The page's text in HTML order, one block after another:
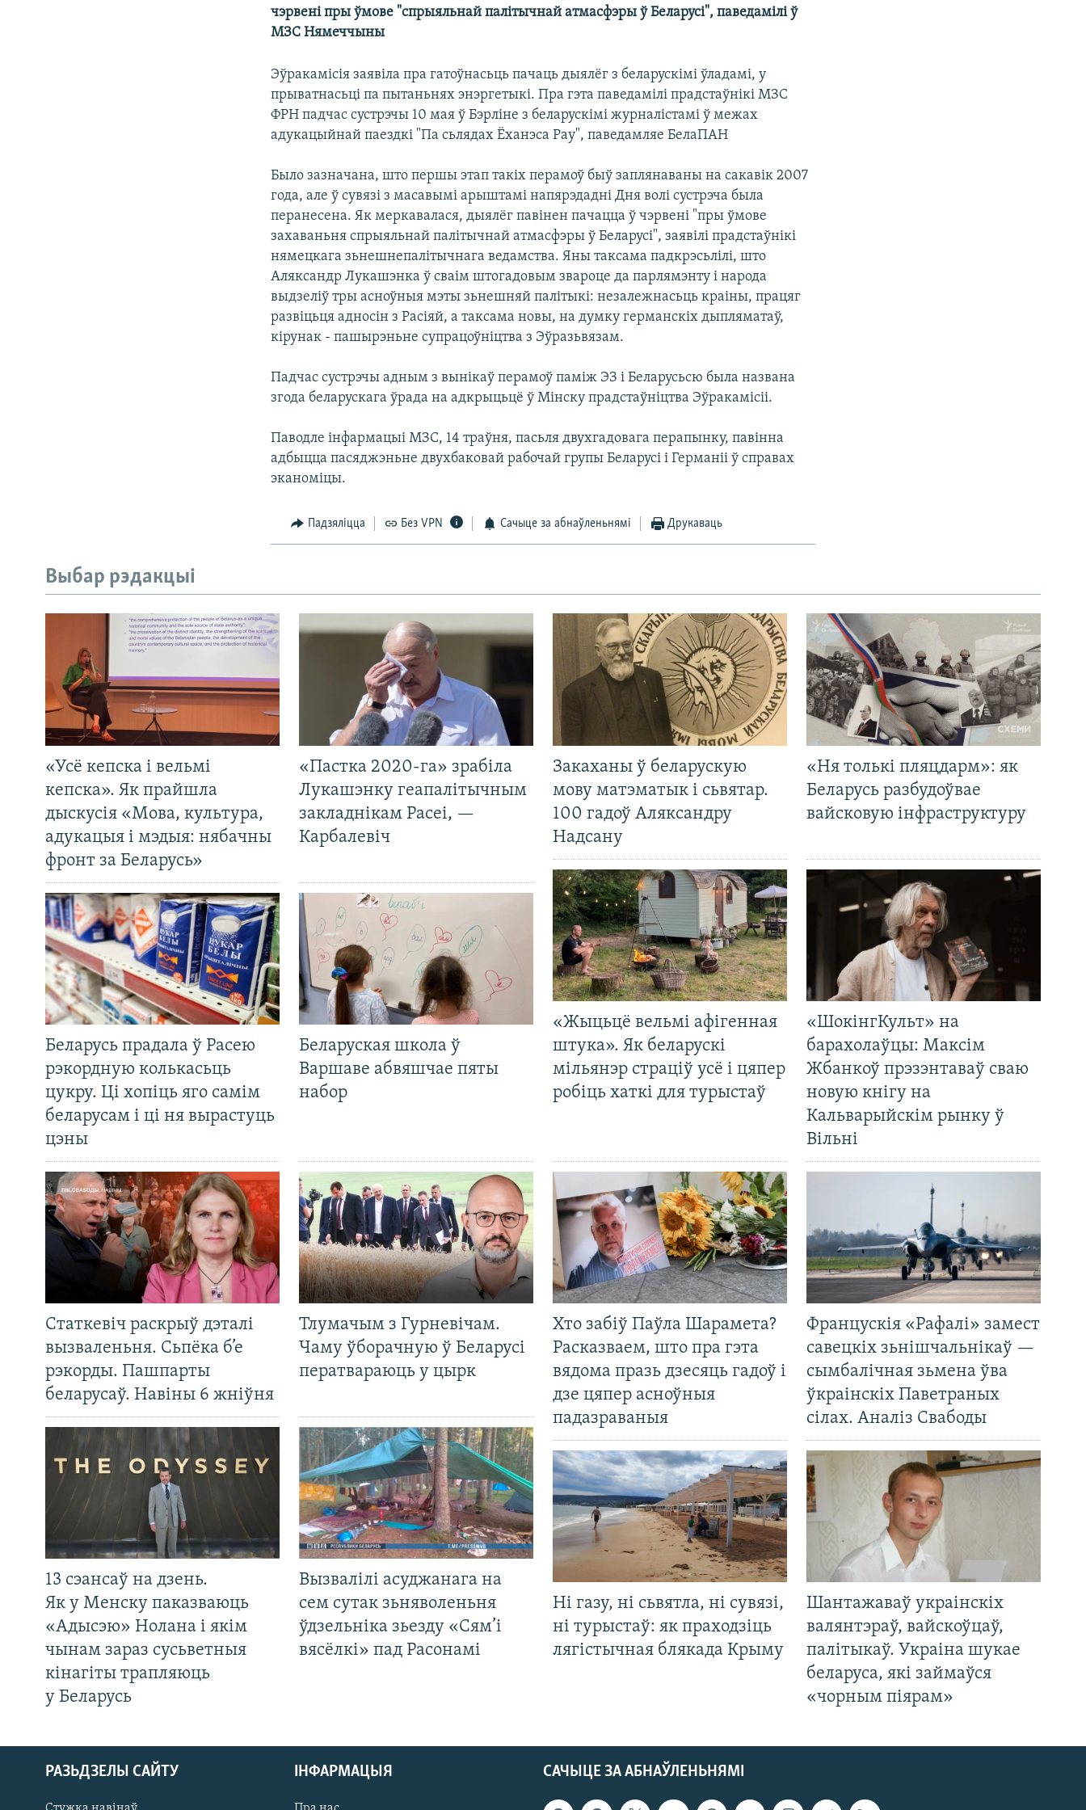
чэрвені пры ўмове "спрыяльнай палітычнай атмасфэры ў Беларусі", паведамілі ў
МЗС Нямеччыны
Эўракамісія заявіла пра гатоўнасьць пачаць дыялёг з беларускімі ўладамі, у
прыватнасьці па пытаньнях энэргетыкі. Пра гэта паведамілі прадстаўнікі МЗС
ФРН падчас сустрэчы 10 мая ў Бэрліне з беларускімі журналістамі ў межах
адукацыйнай паездкі "Па сьлядах Ёханэса Рау", паведамляе БелаПАН
Было зазначана, што першы этап такіх перамоў быў заплянаваны на сакавік 2007
года, але ў сувязі з масавымі арыштамі напярэдадні Дня волі сустрэча была
перанесена. Як меркавалася, дыялёг павінен пачацца ў чэрвені "пры ўмове
захаваньня спрыяльнай палітычнай атмасфэры ў Беларусі", заявілі прадстаўнікі
нямецкага зьнешнепалітычнага ведамства. Яны таксама падкрэсьлілі, што
Аляксандр Лукашэнка ў сваім штогадовым звароце да парлямэнту і народа
выдзеліў тры асноўныя мэты зьнешняй палітыкі: незалежнасьць краіны, працяг
развіцьця адносін з Расіяй, а таксама новы, на думку германскіх дыпляматаў,
кірунак - пашырэньне супрацоўніцтва з Эўразьвязам.
Падчас сустрэчы адным з вынікаў перамоў паміж ЭЗ і Беларусьсю была названа
згода беларускага ўрада на адкрыцьцё ў Мінску прадстаўніцтва Эўракамісіі.
Паводле інфармацыі МЗС, 14 траўня, пасьля двухгадовага перапынку, павінна
адбыцца пасяджэньне двухбаковай рабочай групы Беларусі і Германіі ў справах
эканоміцы.
Падзяліцца Без VPN Сачыце за абнаўленьнямі Друкаваць
Выбар рэдакцыі
«Усё кепска і вельмі
кепска». Як прайшла
дыскусія «Мова, культура,
адукацыя і мэдыя: нябачны
фронт за Беларусь»
«Пастка 2020-га» зрабіла
Лукашэнку геапалітычным
закладнікам Расеі, —
Карбалевіч
Беларусь прадала ў Расею
рэкордную колькасьць
цукру. Ці хопіць яго самім
беларусам і ці ня вырастуць
цэны
Беларуская школа ў
Варшаве абвяшчае пяты
набор
Статкевіч раскрыў дэталі
вызваленьня. Сьпёка б’е
рэкорды. Пашпарты
беларусаў. Навіны 6 жніўня
Тлумачым з Гурневічам.
Чаму ўборачную ў Беларусі
ператвараюць у цырк
13 сэансаў на дзень.
Як у Менску паказваюць
«Адысэю» Нолана і якім
чынам зараз сусьветныя
кінагіты трапляюць
у Беларусь
Вызвалілі асуджанага на
сем сутак зьняволеньня
ўдзельніка зьезду «Сям’і
вясёлкі» пад Расонамі
Закаханы ў беларускую
мову матэматык і сьвятар.
100 гадоў Аляксандру
Надсану
«Ня толькі пляцдарм»: як
Беларусь разбудоўвае
вайсковую інфраструктуру
«Жыцьцё вельмі афігенная
штука». Як беларускі
мільянэр страціў усё і цяпер
робіць хаткі для турыстаў
«ШокінгКульт» на
барахолаўцы: Максім
Жбанкоў прэзэнтаваў сваю
новую кнігу на
Кальварыйскім рынку ў
Вільні
Хто забіў Паўла Шарамета?
Расказваем, што пра гэта
вядома празь дзесяць гадоў і
дзе цяпер асноўныя
падазраваныя
Францускія «Рафалі» замест
савецкіх зьнішчальнікаў —
сымбалічная зьмена ўва
ўкраінскіх Паветраных
сілах. Аналіз Свабоды
Ні газу, ні сьвятла, ні сувязі,
ні турыстаў: як праходзіць
лягістычная блякада Крыму
Шантажаваў украінскіх
валянтэраў, вайскоўцаў,
палітыкаў. Украіна шукае
беларуса, які займаўся
«чорным піярам»
САЧЫЦЕ ЗА АБНАЎЛЕНЬНЯМІ
РАЗЬДЗЕЛЫ САЙТУ ІНФАРМАЦЫЯ